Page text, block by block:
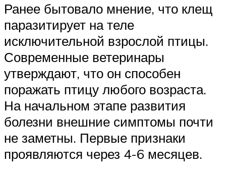
Ранее бытовало мнение, что клещ
паразитирует на теле
исключительной взрослой птицы.
Современные ветеринары
утверждают, что он способен
поражать птицу любого возраста.
На начальном этапе развития
болезни внешние симптомы почти
не заметны. Первые признаки
проявляются через 4-6 месяцев.